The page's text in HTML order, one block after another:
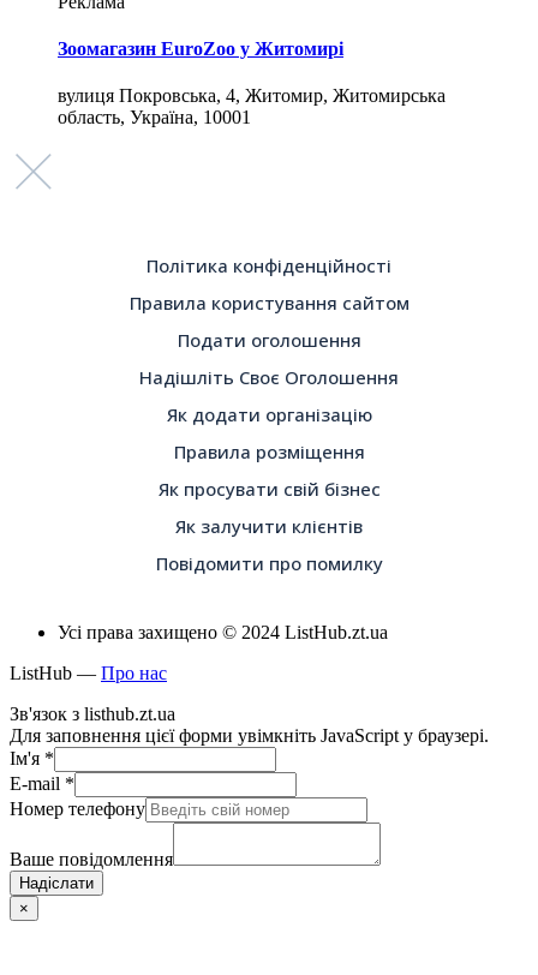
Зоомагазин EuroZoo у Житомирі
вулиця Покровська, 4, Житомир, Житомирська
область, Україна, 10001
Політика конфіденційності
Правила користування сайтом
Подати оголошення
Надішліть Своє Оголошення
Як додати організацію
Правила розміщення
Як просувати свій бізнес
Як залучити клієнтів
Повідомити про помилку
Усі права захищено © 2024 ListHub.zt.ua
ListHub — Про нас
Зв'язок з listhub.zt.ua
Для заповнення цієї форми увімкніть JavaScript у браузері.
Ім'я *
E-mail *
Номер телефону
Ваше повідомлення
Надіслати
×